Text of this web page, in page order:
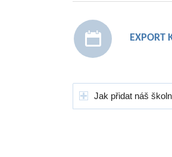
EXPORT
Jak přidat náš